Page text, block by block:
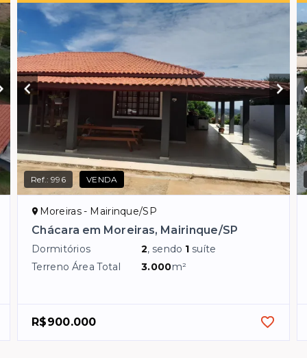
Ref.:996 VENDA
Moreiras - Mairinque/SP
Chácara em Moreiras, Mairinque/SP
Dormitórios 2, sendo 1 suíte
Terreno Área Total
3.000m²
R$900.000